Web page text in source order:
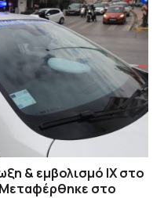
& εμβολισμό ΙΧ στο
στο